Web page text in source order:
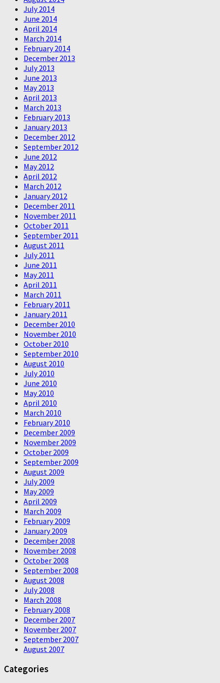
July 2014
June 2014
April 2014
March 2014
February 2014
December 2013
July 2013
June 2013
May 2013
April 2013
March 2013
February 2013
January 2013
December 2012
September 2012
June 2012
May 2012
April 2012
March 2012
January 2012
December 2011
November 2011
October 2011
September 2011
August 2011
July 2011
June 2011
May 2011
April 2011
March 2011
February 2011
January 2011
December 2010
November 2010
October 2010
September 2010
August 2010
July 2010
June 2010
May 2010
April 2010
March 2010
February 2010
December 2009
November 2009
October 2009
September 2009
August 2009
July 2009
May 2009
April 2009
March 2009
February 2009
January 2009
December 2008
November 2008
October 2008
September 2008
August 2008
July 2008
March 2008
February 2008
December 2007
November 2007
September 2007
August 2007
Categories